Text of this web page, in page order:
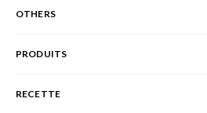
OTHERS
PRODUITS
RECETTE